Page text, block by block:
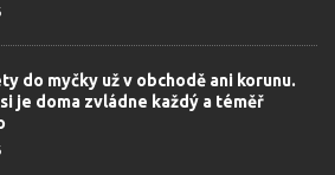
do myčky už v obchodě ani korunu.
je doma zvládne každý a téměř